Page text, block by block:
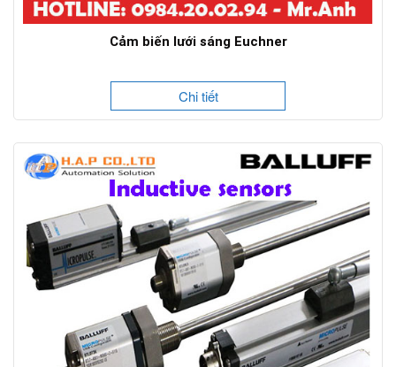
Cảm biến lưới sáng Euchner
Chi tiết